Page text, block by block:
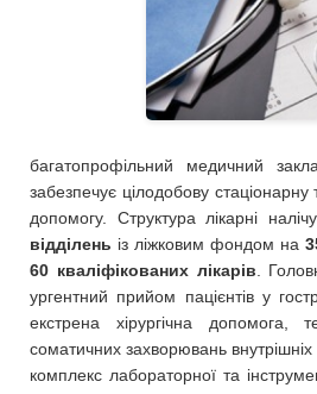
багатопрофільний медичний
забезпечує цілодобову
допомогу. Структура лікарні
відділень із ліжковим фондом на
60 кваліфікованих лікарів .
ургентний прийом пацієнтів у
екстрена хірургічна допомога,
соматичних захворювань
комплекс лабораторної та